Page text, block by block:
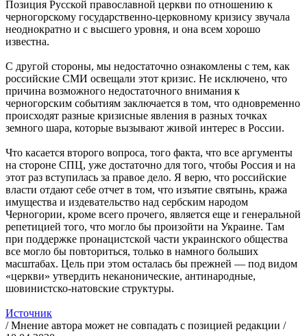
Позиция Русской православной церкви по отношению к
черногорскому государственно-церковному кризису звучала
неоднократно и с высшего уровня, и она всем хорошо
известна.
С другой стороны, мы недостаточно ознакомлены с тем, как
российские СМИ освещали этот кризис. Не исключено, что
причина возможного недостаточного внимания к
черногорским событиям заключается в том, что одновременно
происходят разные кризисные явления в разных точках
земного шара, которые вызывают живой интерес в России.
Что касается второго вопроса, того факта, что все аргументы
на стороне СПЦ, уже достаточно для того, чтобы Россия и на
этот раз вступилась за правое дело. Я верю, что российские
власти отдают себе отчет в том, что изъятие святынь, кража
имущества и издевательство над сербским народом
Черногории, кроме всего прочего, является еще и генеральной
репетицией того, что могло бы произойти на Украине. Там
при поддержке пронацистской части украинского общества
все могло бы повториться, только в намного больших
масштабах. Цель при этом осталась бы прежней — под видом
«церкви» утвердить неканонические, антинародные,
шовинистско-натовские структуры.
Источник
/ Мнение автора может не совпадать с позицией редакции /